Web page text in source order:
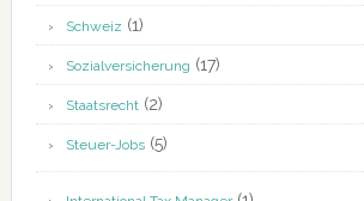
Schweiz (1)
Sozialversicherung (17)
Staatsrecht(2)
Steuer-Jobs(5)